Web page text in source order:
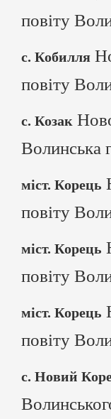
повіту
с. Кобилля
повіту
с. Козак
Волинська
міст. Корець
повіту
міст. Корець
повіту
міст. Корець
повіту
с. Новий